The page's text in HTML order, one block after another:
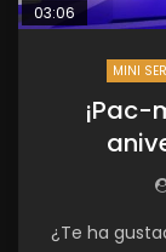
03:06
MINI
¡Pac-
¿Te ha